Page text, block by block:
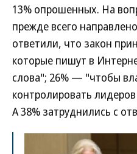
13% опрошенных. На
прежде всего
ответили, что закон
которые пишут в
слова"; 26% — "чтобы
контролировать
А 38% затруднились с